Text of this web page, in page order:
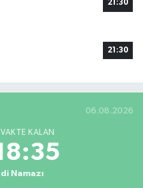
21:30
21:30
06.08.2026
KALAN
Namazı